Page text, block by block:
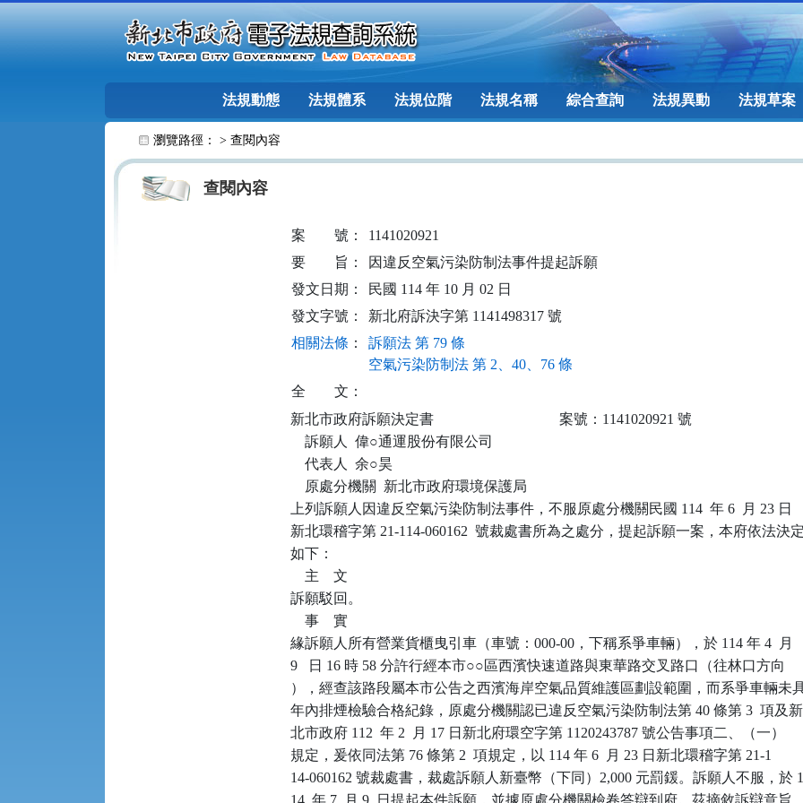
法規動態 法規體系 法規位階 法規名稱 綜合查詢 法規異動 法規草案
瀏覽路徑： > 查閱內容
查閱內容
案 號：
1141020921
要
旨：
因違反空氣污染防制法事件提起訴願
發文日期：
民國 114 年 10 月 02 日
發文字號：
新北府訴決字第 1141498317 號
相關法條 ：
訴願法 第 79 條
空氣污染防制法 第 2、40、76 條
全
文：
新北市政府訴願決定書                                   案號：1141020921 號
    訴願人  偉○通運股份有限公司
    代表人  余○昊
    原處分機關  新北市政府環境保護局
上列訴願人因違反空氣污染防制法事件，不服原處分機關民國 114  年 6  月 23 日
新北環稽字第 21-114-060162  號裁處書所為之處分，提起訴願一案，本府依法決定
如下：
    主    文
訴願駁回。
    事    實
緣訴願人所有營業貨櫃曳引車（車號：000-00，下稱系爭車輛），於 114 年 4  月
9   日 16 時 58 分許行經本市○○區西濱快速道路與東華路交叉路口（往林口方向
），經查該路段屬本市公告之西濱海岸空氣品質維護區劃設範圍，而系爭車輛未
年內排煙檢驗合格紀錄，原處分機關認已違反空氣污染防制法第 40 條第 3  項及新
北市政府 112  年 2  月 17 日新北府環空字第 1120243787 號公告事項二、（一）
規定，爰依同法第 76 條第 2  項規定，以 114 年 6  月 23 日新北環稽字第 21-1
14-060162 號裁處書，裁處訴願人新臺幣（下同）2,000 元罰鍰。訴願人不服，於 1
14  年 7  月 9  日提起本件訴願，並據原處分機關檢卷答辯到府。茲摘敘訴辯意旨